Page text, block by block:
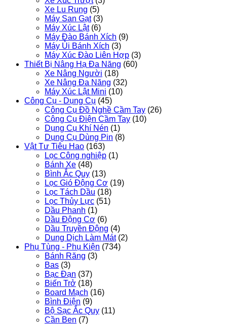
Xe Lu Rung (5)
Máy San Gạt (3)
Máy Xúc Lật (6)
Máy Đào Bánh Xích (9)
Máy Ủi Bánh Xích (3)
Máy Xúc Đào Liên Hợp (3)
Thiết Bị Nâng Hạ Đa Năng (60)
Xe Nâng Người (18)
Xe Nâng Đa Năng (32)
Máy Xúc Lật Mini (10)
Công Cụ - Dụng Cụ (45)
Công Cụ Đồ Nghề Cầm Tay (26)
Công Cụ Điện Cầm Tay (10)
Dụng Cụ Khí Nén (1)
Dụng Cụ Dùng Pin (8)
Vật Tư Tiêu Hao (163)
Lọc Công nghiệp (1)
Bánh Xe (48)
Bình Ắc Quy (13)
Lọc Gió Động Cơ (19)
Lọc Tách Dầu (18)
Lọc Thủy Lực (51)
Dầu Phanh (1)
Dầu Động Cơ (6)
Dầu Truyền Động (4)
Dung Dịch Làm Mát (2)
Phụ Tùng - Phụ Kiện (734)
Bánh Răng (3)
Bas (3)
Bạc Đạn (37)
Biến Trở (18)
Board Mạch (16)
Bình Điện (9)
Bộ Sạc Ắc Quy (11)
Cần Ben (7)